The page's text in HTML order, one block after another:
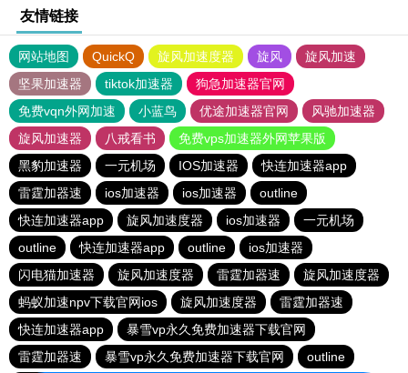
友情链接
网站地图 QuickQ 旋风加速度器 旋风
旋风加速
坚果加速器
tiktok加速器
狗急加速器官网
免费vqn外网加速
小蓝鸟 优途加速器官网
风驰加速器
旋风加速器
八戒看书
免费vps加速器外网苹果版
黑豹加速器
一元机场 IOS加速器
快连加速器app
雷霆加器速
ios加速器 ios加速器
outline
快连加速器app
旋风加速度器 ios加速器
一元机场
outline
快连加速器app outline
ios加速器
闪电猫加速器
旋风加速度器 雷霆加器速
旋风加速度器
蚂蚁加速npv下载官网ios
旋风加速度器
雷霆加器速
快连加速器app
暴雪vp永久免费加速器下载官网
雷霆加器速
暴雪vp永久免费加速器下载官网 outline